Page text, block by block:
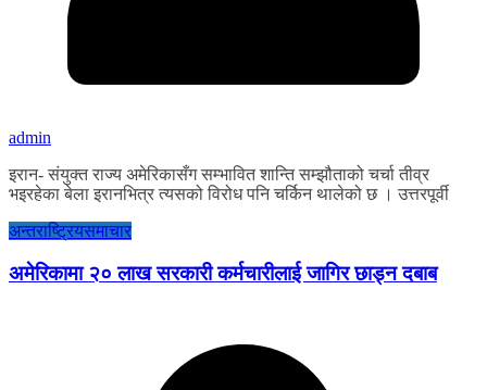
admin
इरान- संयुक्त राज्य अमेरिकासँग सम्भावित शान्ति सम्झौताको चर्चा तीव्र
भइरहेका बेला इरानभित्र त्यसको विरोध पनि चर्किन थालेको छ । उत्तरपूर्वी
अन्तराष्ट्रियसमाचार
अमेरिकामा २० लाख सरकारी कर्मचारीलाई जागिर छाड्न दबाब